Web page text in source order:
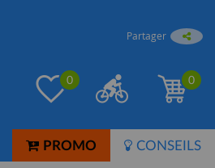
Partager
0 0
PROMO CONSEILS